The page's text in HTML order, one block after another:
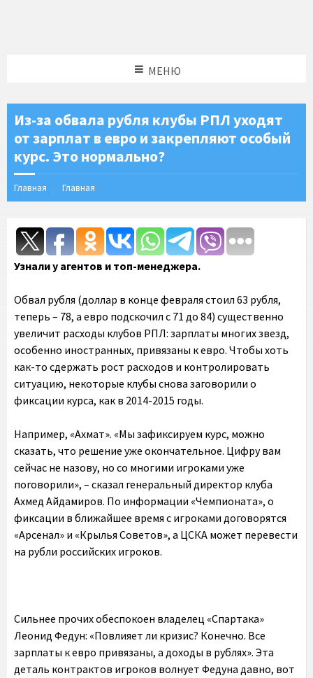
МЕНЮ
Из-за обвала рубля клубы РПЛ уходят
от зарплат в евро и закрепляют особый
курс. Это нормально?
Главная Главная
Узнали у агентов и топ-менеджера.
Обвал рубля (доллар в конце февраля стоил 63 рубля,
теперь – 78, а евро подскочил с 71 до 84) существенно
увеличит расходы клубов РПЛ: зарплаты многих звезд,
особенно иностранных, привязаны к евро. Чтобы хоть
как-то сдержать рост расходов и контролировать
ситуацию, некоторые клубы снова заговорили о
фиксации курса, как в 2014-2015 годы.
Например, «Ахмат». «Мы зафиксируем курс, можно
сказать, что решение уже окончательное. Цифру вам
сейчас не назову, но со многими игроками уже
поговорили», – сказал генеральный директор клуба
Ахмед Айдамиров. По информации «Чемпионата», о
фиксации в ближайшее время с игроками договорятся
«Арсенал» и «Крылья Советов», а ЦСКА может перевести
на рубли российских игроков.
Сильнее прочих обеспокоен владелец «Спартака»
Леонид Федун: «Повлияет ли кризис? Конечно. Все
зарплаты к евро привязаны, а доходы в рублях». Эта
деталь контрактов игроков волнует Федуна давно, вот